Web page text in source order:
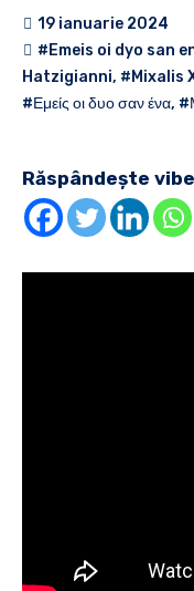
19 ianuarie 2024
#Emeis oi dyo san
Hatzigianni, #Mixalis
#Εμείς οι δυο σαν ένα,
Răspândește